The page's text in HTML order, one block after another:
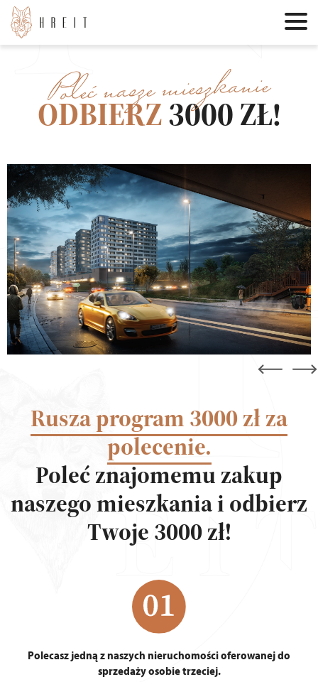
Poleć nasze mieszkanie
ODBIERZ3000 ZŁ!
Rusza program 3000 zł za
polecenie.
Poleć znajomemu zakup
naszego mieszkania i odbierz
Twoje 3000 zł!
Polecasz jedną z naszych nieruchomości oferowanej do
sprzedaży osobie trzeciej.